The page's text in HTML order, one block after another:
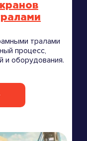
тралами
процесс,
и оборудования.